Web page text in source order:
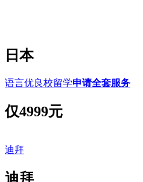
日本
语言优良校留学申请全套服务
仅4999元
迪拜
迪拜